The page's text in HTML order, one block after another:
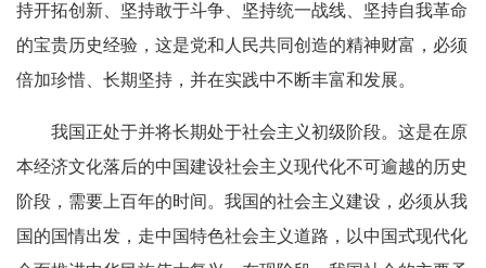
持开拓创新、坚持敢于斗争、坚持统一战线、坚持自我革命
的宝贵历史经验，这是党和人民共同创造的精神财富，必须
倍加珍惜、长期坚持，并在实践中不断丰富和发展。
我国正处于并将长期处于社会主义初级阶段。这是在原
本经济文化落后的中国建设社会主义现代化不可逾越的历史
阶段，需要上百年的时间。我国的社会主义建设，必须从我
国的国情出发，走中国特色社会主义道路，以中国式现代化